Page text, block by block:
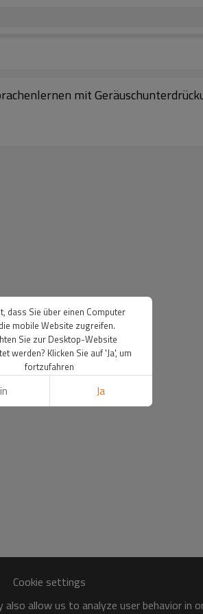
mit
Cookie settings
allow us to analyze user behavior
dass Sie über einen Computer
mobile Website zugreifen.
Sie zur Desktop-Website
werden? Klicken Sie auf 'Ja', um
fortzufahren
Ja